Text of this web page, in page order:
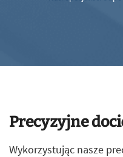
Precyzyjne
Wykorzystując nasze